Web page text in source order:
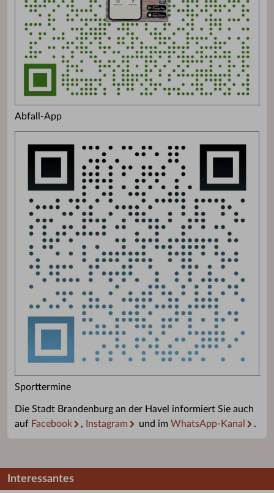
Abfall-App
Sporttermine
Die Stadt Brandenburg an der Havel informiert Sie auch
auf Facebook , Instagram und im WhatsApp-Kanal .
Interessantes